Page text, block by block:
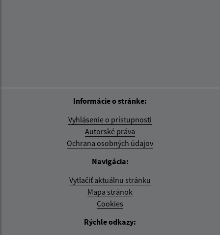
Informácie o stránke:
Vyhlásenie o prístupnosti
Autorské práva
Ochrana osobných údajov
Navigácia:
Vytlačiť aktuálnu stránku
Mapa stránok
Cookies
Rýchle odkazy: